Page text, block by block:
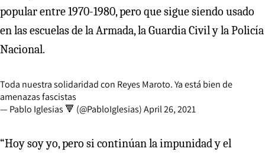
popular entre 1970-1980, pero que sigue siendo usado
en las escuelas de la Armada, la Guardia Civil y la Policía
Nacional.
Toda nuestra solidaridad con Reyes Maroto. Ya está bien de
amenazas fascistas
— Pablo Iglesias 🔻 (@PabloIglesias)April 26, 2021
“Hoy soy yo, pero si continúan la impunidad y el